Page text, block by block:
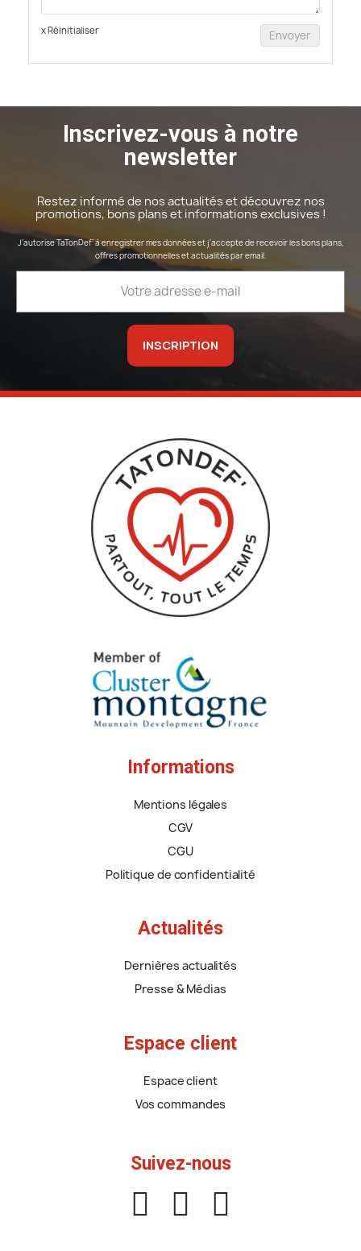
x Réinitialiser Envoyer
Inscrivez-vous à notre
newsletter
Restez informé de nos actualités et découvrez nos
promotions, bons plans et informations exclusives !
J’autorise TaTonDef’ à enregistrer mes données et j’accepte de recevoir les bons plans,
offres promotionnelles et actualités par email.
INSCRIPTION
Informations
Mentions légales
CGV
CGU
Politique de confidentialité
Actualités
Dernières actualités
Presse & Médias
Espace client
Espace client
Vos commandes
Suivez-nous